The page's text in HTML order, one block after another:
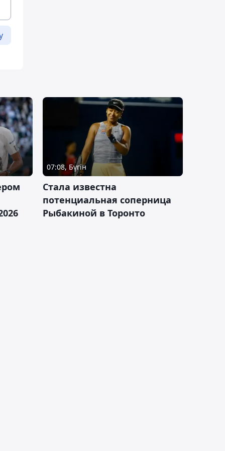
07:08, Бүгін
Cтала известна
потенциальная соперница
Рыбакиной в Торонто